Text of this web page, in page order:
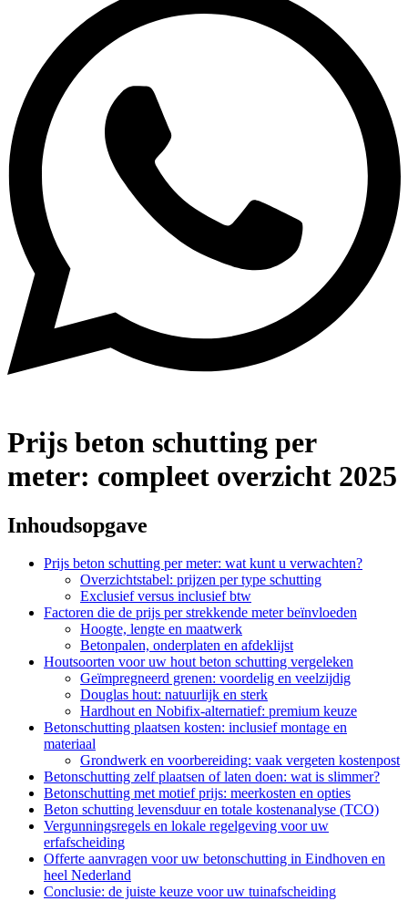
Prijs beton schutting per
meter: compleet overzicht 2025
Inhoudsopgave
Prijs beton schutting per meter: wat kunt u verwachten?
Overzichtstabel: prijzen per type schutting
Exclusief versus inclusief btw
Factoren die de prijs per strekkende meter beïnvloeden
Hoogte, lengte en maatwerk
Betonpalen, onderplaten en afdeklijst
Houtsoorten voor uw hout beton schutting vergeleken
Geïmpregneerd grenen: voordelig en veelzijdig
Douglas hout: natuurlijk en sterk
Hardhout en Nobifix-alternatief: premium keuze
Betonschutting plaatsen kosten: inclusief montage en
materiaal
Grondwerk en voorbereiding: vaak vergeten kostenpost
Betonschutting zelf plaatsen of laten doen: wat is slimmer?
Betonschutting met motief prijs: meerkosten en opties
Beton schutting levensduur en totale kostenanalyse (TCO)
Vergunningsregels en lokale regelgeving voor uw
erfafscheiding
Offerte aanvragen voor uw betonschutting in Eindhoven en
heel Nederland
Conclusie: de juiste keuze voor uw tuinafscheiding